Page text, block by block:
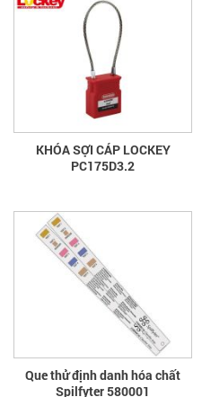
KHÓA SỢI CÁP LOCKEY
PC175D3.2
Que thử định danh hóa chất
Spilfyter 580001